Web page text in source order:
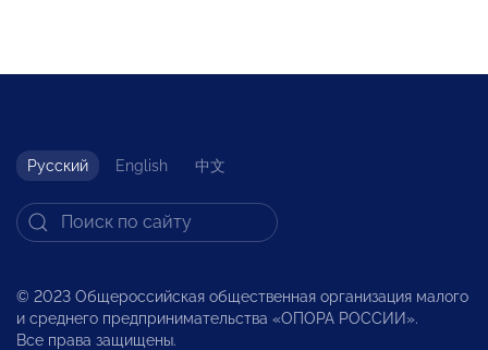
Русский English 中文
© 2023 Общероссийская общественная организация малого
и среднего предпринимательства «ОПОРА РОССИИ».
Все права защищены.